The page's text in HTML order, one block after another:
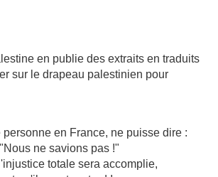
en publie des extraits en traduits
sur le drapeau palestinien pour
en France, ne puisse dire :
"Nous ne savions pas !"
totale sera accomplie,